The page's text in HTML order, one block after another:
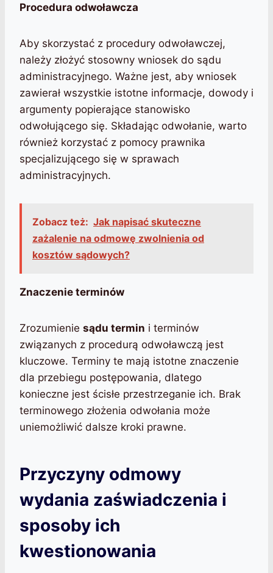
Procedura odwoławcza
Aby skorzystać z procedury odwoławczej,
należy złożyć stosowny wniosek do sądu
administracyjnego. Ważne jest, aby wniosek
zawierał wszystkie istotne informacje, dowody i
argumenty popierające stanowisko
odwołującego się. Składając odwołanie, warto
również korzystać z pomocy prawnika
specjalizującego się w sprawach
administracyjnych.
Zobacz też: Jak napisać skuteczne
zażalenie na odmowę zwolnienia od
kosztów sądowych?
Znaczenie terminów
Zrozumienie sądu termin i terminów
związanych z procedurą odwoławczą jest
kluczowe. Terminy te mają istotne znaczenie
dla przebiegu postępowania, dlatego
konieczne jest ścisłe przestrzeganie ich. Brak
terminowego złożenia odwołania może
uniemożliwić dalsze kroki prawne.
Przyczyny odmowy
wydania zaświadczenia i
sposoby ich
kwestionowania